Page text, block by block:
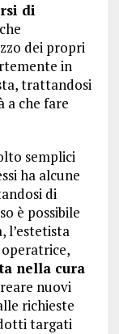
di
che
dei propri
in
trattandosi
a che fare
semplici
ha alcune
di
è possibile
l’estetista
nella cura
nuovi
richieste
targati